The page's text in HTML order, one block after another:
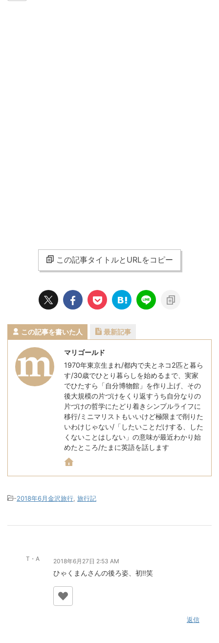
この記事タイトルとURLをコピー
この記事を書いた人 最新記事
マリゴールド
1970年東京生まれ/都内で夫とネコ2匹と暮ら
す/30歳でひとり暮らしを始めるまで、実家
でひたすら「自分博物館」を作り上げ、その
後大規模の片づけをくり返すうち自分なりの
片づけの哲学にたどり着きシンプルライフに
移行/ミニマリストもいいけど極限まで削りた
いわけじゃない/「したいことだけする、した
くないことはしない」の意味が最近わかり始
めたところ/たまに英語を話します
-2018年6月金沢旅行 旅行記
T・A 2018年6月27日 2:53 AM
ひゃくまんさんの後ろ姿、初‼︎笑
返信